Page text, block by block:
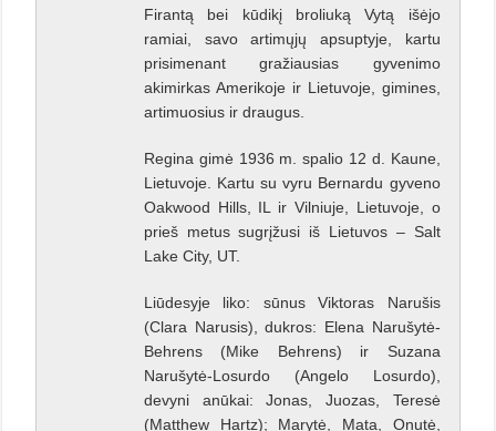
Firantą bei kūdikį broliuką Vytą išėjo
ramiai, savo artimųjų apsuptyje, kartu
prisimenant gražiausias gyvenimo
akimirkas Amerikoje ir Lietuvoje, gimines,
artimuosius ir draugus.
Regina gimė 1936 m. spalio 12 d. Kaune,
Lietuvoje. Kartu su vyru Bernardu gyveno
Oakwood Hills, IL ir Vilniuje, Lietuvoje, o
prieš metus sugrįžusi iš Lietuvos – Salt
Lake City, UT.
Liūdesyje liko: sūnus Viktoras Narušis
(Clara Narusis), dukros: Elena Narušytė-
Behrens (Mike Behrens) ir Suzana
Narušytė-Losurdo (Angelo Losurdo),
devyni anūkai: Jonas, Juozas, Teresė
(Matthew Hartz); Marytė, Mata, Onutė,